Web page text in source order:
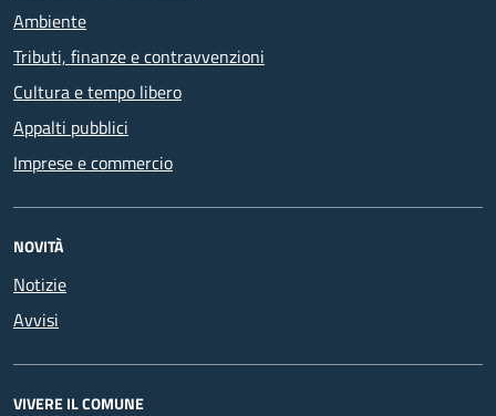
Ambiente
Tributi, finanze e contravvenzioni
Cultura e tempo libero
Appalti pubblici
Imprese e commercio
NOVITÀ
Notizie
Avvisi
VIVERE IL COMUNE